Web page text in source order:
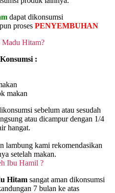
dapat dikonsumsi
proses PENYEMBUHAN
Madu Hitam?
:
makan
sebelum atau sesudah
atau dicampur dengan 1/4
hangat.
lambung kami rekomendasikan
setelah makan.
Ibu Hamil ?
Hitam sangat aman dikonsumsi
7 bulan ke atas